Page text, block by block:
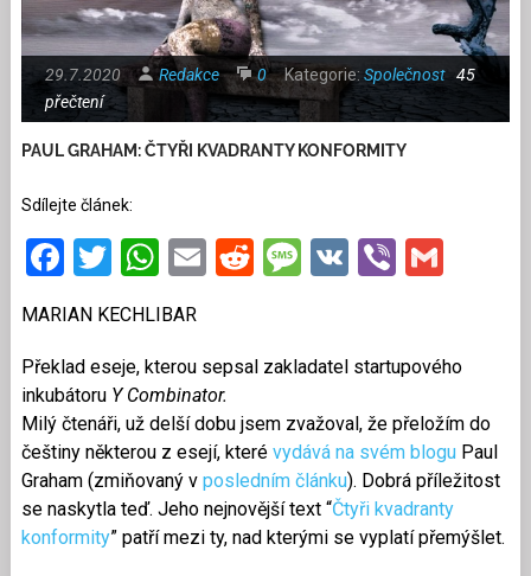
29.7.2020 Redakce 0 Kategorie: Společnost
45
přečtení
PAUL GRAHAM: ČTYŘI KVADRANTY KONFORMITY
Sdílejte článek:
Facebook
Twitter
WhatsApp
EmailRedditMessage
VKViber
MARIAN KECHLIBAR
Překlad eseje, kterou sepsal zakladatel startupového
inkubátoru Y Combinator.
Milý čtenáři, už delší dobu jsem zvažoval, že přeložím do
češtiny některou z esejí, které vydává na svém bloguPaul
Graham (zmiňovaný v posledním článku). Dobrá příležitost
se naskytla teď. Jeho nejnovější text “Čtyři kvadranty
konformity” patří mezi ty, nad kterými se vyplatí přemýšlet.